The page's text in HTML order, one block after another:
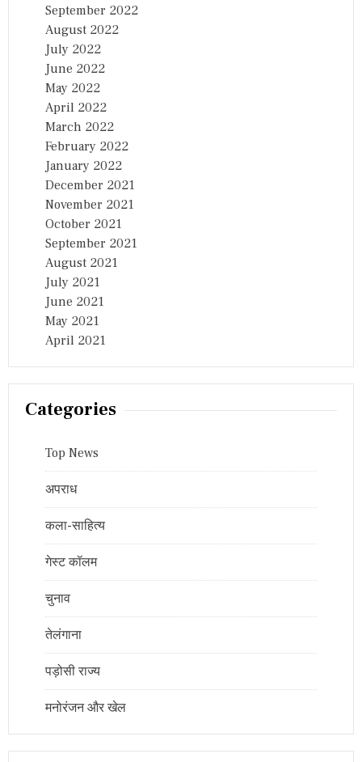
September 2022
August 2022
July 2022
June 2022
May 2022
April 2022
March 2022
February 2022
January 2022
December 2021
November 2021
October 2021
September 2021
August 2021
July 2021
June 2021
May 2021
April 2021
Categories
Top News
अपराध
कला-साहित्य
गेस्ट कॉलम
चुनाव
तेलंगाना
पड़ोसी राज्य
मनोरंजन और खेल